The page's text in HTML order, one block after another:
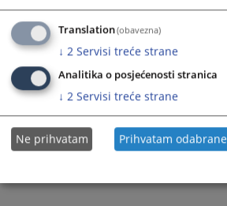
Translation(obavezna)
↓ 2 Servisi treće strane
Analitika o posjećenosti stranica
↓ 2 Servisi treće strane
Ne prihvatam Prihvatam odabrane